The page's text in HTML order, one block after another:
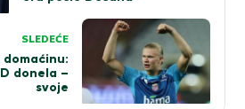
SLEDEĆE
donela –
svoje